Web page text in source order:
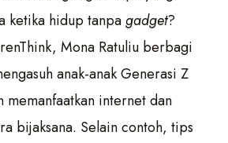
ketika hidup tanpagadget?
Mona Ratuliu berbagi
anak-anak Generasi Z
memanfaatkan internet dan
bijaksana. Selain contoh, tips